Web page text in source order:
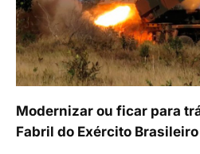
Modernizar ou ficar para
Fabril do Exército